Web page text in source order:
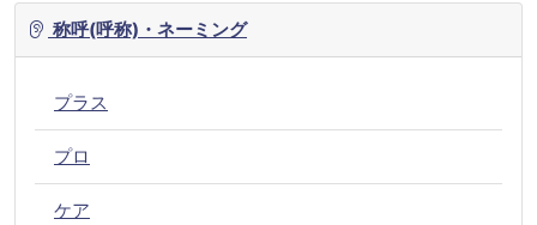
称呼(呼称)・ネーミング
プラス
プロ
ケア